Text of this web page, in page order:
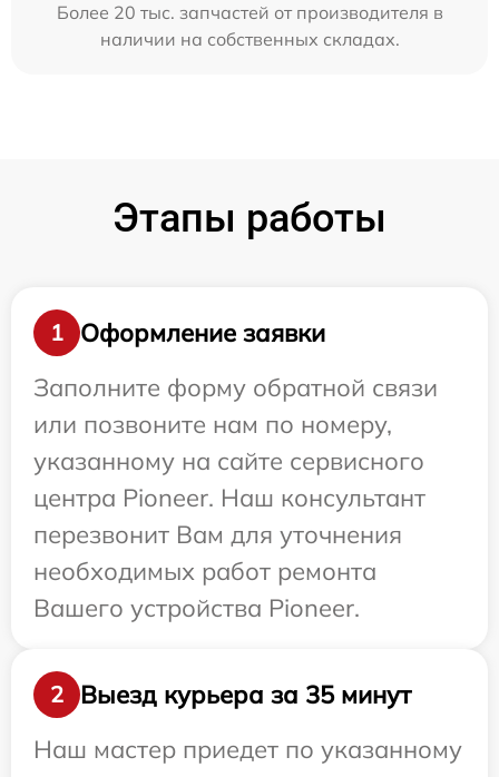
Более 20 тыс. запчастей от производителя в
наличии на собственных складах.
Этапы работы
1
Оформление заявки
Заполните форму обратной связи
или позвоните нам по номеру,
указанному на сайте сервисного
центра Pioneer. Наш консультант
перезвонит Вам для уточнения
необходимых работ ремонта
Вашего устройства Pioneer.
2
Выезд курьера за 35 минут
Наш мастер приедет по указанному